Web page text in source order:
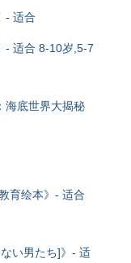
- 适合
- 适合 8-10岁,5-7
海底世界大揭秘
育绘本》- 适合
い男たち]》- 适